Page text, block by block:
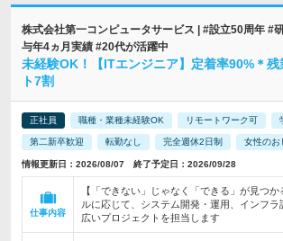
株式会社第一コンピュータサービス | #設立50周年 #
与年4ヵ月実績 #20代が活躍中
未経験OK！【ITエンジニア】定着率90%＊
ト7割
正社員 職種・業種未経験OK リモートワーク可
第二新卒歓迎 転勤なし 完全週休2日制 女性のお
情報更新日：2026/08/07 終了予定日：2026/09/28
仕事内容
【「できない」じゃなく「できる」が見つ
ルに応じて、システム開発・運用、インフラ
広いプロジェクトを担当します